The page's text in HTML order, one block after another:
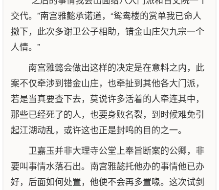
交代。”南宫雅懿承诺道，“鸳鸯楼的赏单我已命人
撤下，此次多谢卫公子相助，错金山庄欠九宗一个
人情。”
南宫雅懿会做出这样的决定是在意料之内，此
案不仅牵涉到错金山庄，也牵扯到其他各大门派，
若是当真要查下去，莫说许多活着的人牵连其中，
那些已经死了的人，也要身败名裂，到时候难免引
起江湖动乱，或许这也正是封鸣的目的之一。
卫嘉玉并非大理寺公堂上奉旨断案的公卿，非
要叫事情水落石出。南宫雅懿托他办的事情他已办
好，后面如何处置，他便不会再多置喙。这次试剑